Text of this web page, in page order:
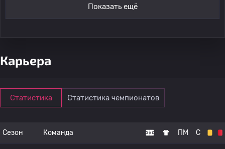
Показать ещё
Карьера
Статистика Статистика чемпионатов
Сезон Команда ПМ С